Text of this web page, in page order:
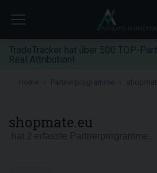
TradeTracker hat über 500 TOP-
Real Attribution!
Home Partnerprogramme
shopmate.eu